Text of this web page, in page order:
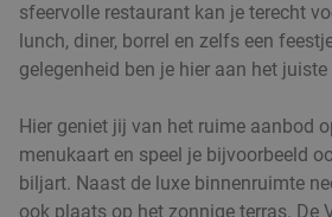
Trattoria Santa Maria
Oirschot
Verkocht: 207
sfeervolle restaurant kan je terecht
lunch, diner, borrel en zelfs een
gelegenheid ben je hier aan het juiste
Hier geniet jij van het ruime aanbod
menukaart en speel je bijvoorbeeld
biljart. Naast de luxe binnenruimte
ook plaats op het zonnige terras. De